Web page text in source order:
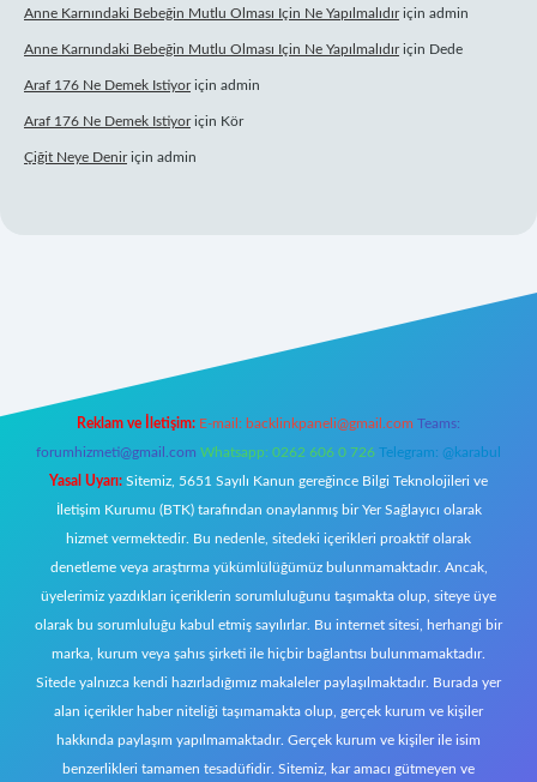
Anne Karnındaki Bebeğin Mutlu Olması Için Ne Yapılmalıdıriçin admin
Anne Karnındaki Bebeğin Mutlu Olması Için Ne Yapılmalıdıriçin Dede
Araf 176 Ne Demek Istiyoriçin admin
Araf 176 Ne Demek Istiyoriçin Kör
Çiğit Neye Deniriçin admin
Reklam ve İletişim: E-mail: backlinkpaneli@gmail.com Teams:
forumhizmeti@gmail.com Whatsapp: 0262 606 0 726 Telegram: @karabul
Yasal Uyarı: Sitemiz, 5651 Sayılı Kanun gereğince Bilgi Teknolojileri ve
İletişim Kurumu (BTK) tarafından onaylanmış bir Yer Sağlayıcı olarak
hizmet vermektedir. Bu nedenle, sitedeki içerikleri proaktif olarak
denetleme veya araştırma yükümlülüğümüz bulunmamaktadır. Ancak,
üyelerimiz yazdıkları içeriklerin sorumluluğunu taşımakta olup, siteye üye
olarak bu sorumluluğu kabul etmiş sayılırlar. Bu internet sitesi, herhangi bir
marka, kurum veya şahıs şirketi ile hiçbir bağlantısı bulunmamaktadır.
Sitede yalnızca kendi hazırladığımız makaleler paylaşılmaktadır. Burada yer
alan içerikler haber niteliği taşımamakta olup, gerçek kurum ve kişiler
hakkında paylaşım yapılmamaktadır. Gerçek kurum ve kişiler ile isim
benzerlikleri tamamen tesadüfidir. Sitemiz, kar amacı gütmeyen ve